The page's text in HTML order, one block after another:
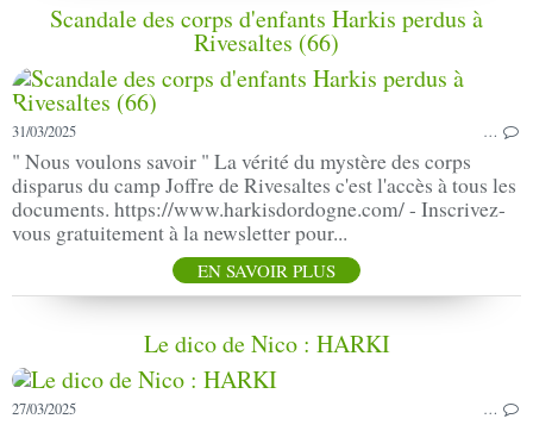
Scandale des corps d'enfants Harkis perdus à
Rivesaltes (66)
31/03/2025 …
" Nous voulons savoir " La vérité du mystère des corps
disparus du camp Joffre de Rivesaltes c'est l'accès à tous les
documents. https://www.harkisdordogne.com/ - Inscrivez-
vous gratuitement à la newsletter pour...
EN SAVOIR PLUS
Le dico de Nico : HARKI
27/03/2025 …